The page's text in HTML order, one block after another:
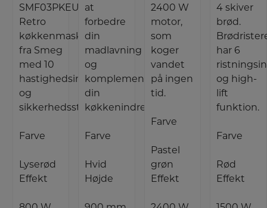
SMF03PKEU
Retro
køkkenmaskine
fra Smeg
med 10
hastighedsindstillinger
og
sikkerhedsstop.
Farve
Lyserød
Effekt
at
forbedre
din
madlavning
og
komplementere
din
køkkenindretning.
Farve
Hvid
Højde
2400 W
motor,
som
koger
vandet
på ingen
tid.
Farve
Pastel
grøn
Effekt
4 skiver
brød.
har 6
og high-
lift
funktion.
Farve
Rød
Effekt